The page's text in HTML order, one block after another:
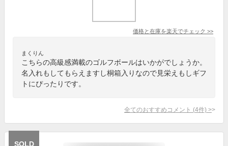
価格と在庫を楽天でチェック >>
まくりん
こちらの高級感満載のゴルフボールはいかがでしょうか。
名入れもしてもらえますし桐箱入りなので見栄えもしギフ
トにぴったりです。
全てのおすすめコメント (4件) >
SOLD